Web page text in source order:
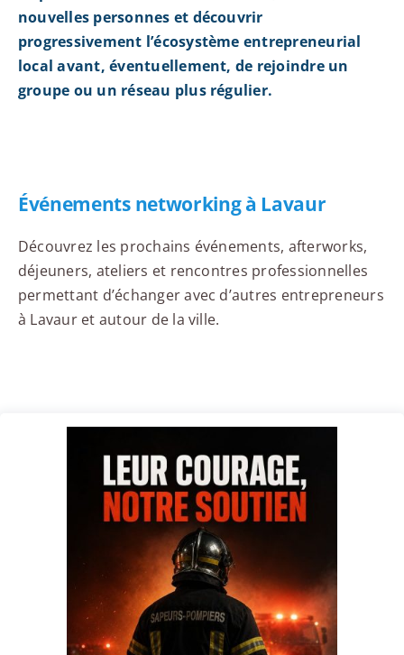
nouvelles personnes et découvrir
progressivement l’écosystème entrepreneurial
local avant, éventuellement, de rejoindre un
groupe ou un réseau plus régulier.
Événements networking à Lavaur
Découvrez les prochains événements, afterworks,
déjeuners, ateliers et rencontres professionnelles
permettant d’échanger avec d’autres entrepreneurs
à Lavaur et autour de la ville.